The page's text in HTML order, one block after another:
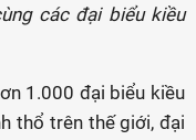
các đại biểu kiều
1.000 đại biểu kiều
thổ trên thế giới, đại